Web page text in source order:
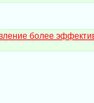
более